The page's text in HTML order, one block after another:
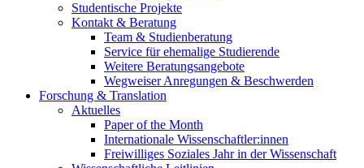
Studentische Projekte
Kontakt & Beratung
Team & Studienberatung
Service für ehemalige Studierende
Weitere Beratungsangebote
Wegweiser Anregungen & Beschwerden
Forschung & Translation
Aktuelles
Paper of the Month
Internationale Wissenschaftler:innen
Freiwilliges Soziales Jahr in der Wissenschaft